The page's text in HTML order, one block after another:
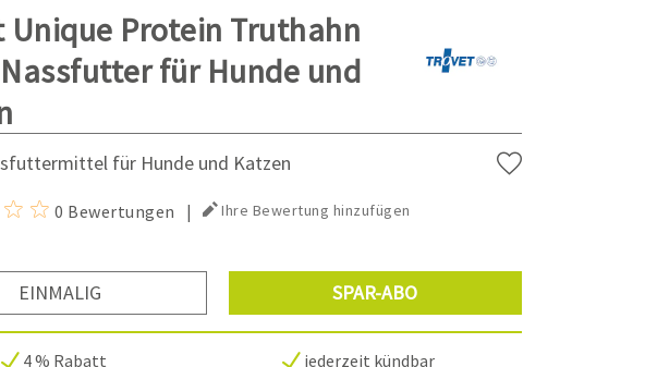
Unique Protein Truthahn
für Hunde und
für Hunde und Katzen
0 Bewertungen | Ihre Bewertung hinzufügen
EINMALIG SPAR-ABO
4 % Rabatt jederzeit kündbar